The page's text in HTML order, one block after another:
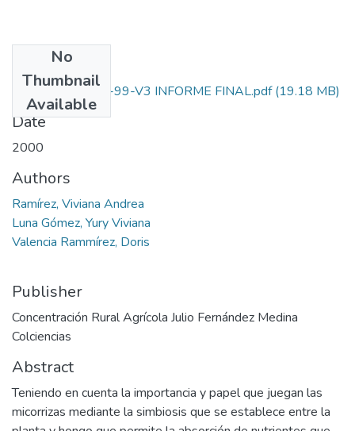
No
Thumbnail
Available
6295-13-200-99-V3 INFORME FINAL.pdf(19.18 MB)
Date
2000
Authors
Ramírez, Viviana Andrea
Luna Gómez, Yury Viviana
Valencia Rammírez, Doris
Publisher
Concentración Rural Agrícola Julio Fernández Medina
Colciencias
Abstract
Teniendo en cuenta la importancia y papel que juegan las
micorrizas mediante la simbiosis que se establece entre la